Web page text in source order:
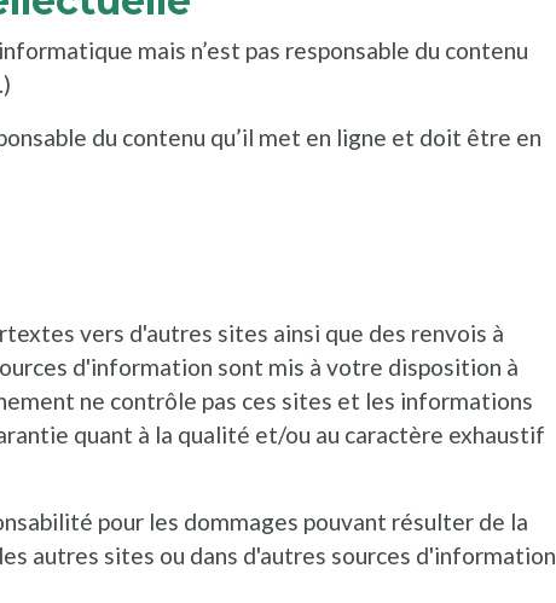
mais n’est pas responsable du contenu
du contenu qu’il met en ligne et doit être en
vers d'autres sites ainsi que des renvois à
d'information sont mis à votre disposition à
ne contrôle pas ces sites et les informations
quant à la qualité et/ou au caractère exhaustif
pour les dommages pouvant résulter de la
autres sites ou dans d'autres sources d'information